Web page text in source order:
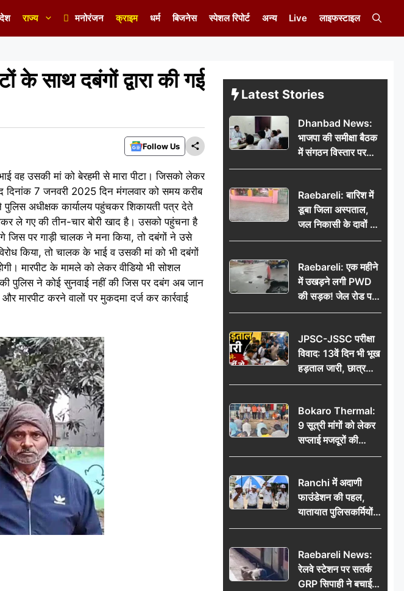
राज्य मनोरंजन क्राइम धर्म बिजनेस स्पेशल रिपोर्ट अन्य Live लाइफस्टाइल
के साथ दबंगों द्वारा की गई
Follow Us
वह उसकी मां को बेरहमी से मारा पीटा। जिसको लेकर
दिनांक 7 जनवरी 2025 दिन मंगलवार को समय करीब
अधीक्षक कार्यालय पहुंचकर शिकायती पत्र देते
ले गए की तीन-चार बोरी खाद है। उसको पहुंचना है
जिस पर गाड़ी चालक ने मना किया, तो दबंगों ने उसे
किया, तो चालक के भाई व उसकी मां को भी दबंगों
मारपीट के मामले को लेकर वीडियो भी सोशल
पुलिस ने कोई सुनवाई नहीं की जिस पर दबंग अब जान
करने वालों पर मुकदमा दर्ज कर कार्रवाई
Latest Stories
Dhanbad News:
भाजपा की समीक्षा बैठक
में संगठन विस्तार पर
मंथन, बीडीओ से
जनसमस्याओं का विवरण
Raebareli: बारिश में
डूबा जिला अस्पताल,
जल निकासी के दावों की
खुली पोल
Raebareli: एक महीने
में उखड़ने लगी PWD
की सड़क! जेल रोड पर
गड्ढे ने खोली निर्माण
की उठी मांग
JPSC-JSSC परीक्षा
विवाद: 13वें दिन भी भूख
हड़ताल जारी, छात्र
बोले- जांच नहीं तो
Bokaro Thermal:
9 सूत्री मांगों को लेकर
सप्लाई मजदूरों की
हुंकार, 12 अगस्त के
Ranchi में अदाणी
फाउंडेशन की पहल,
यातायात पुलिसकर्मियों
को वितरित किए गए छाते
Raebareli News:
रेलवे स्टेशन पर सतर्क
GRP सिपाही ने बचाई